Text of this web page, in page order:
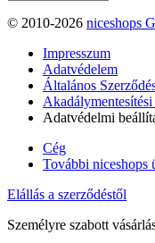
© 2010-2026 niceshops
Impresszum
Adatvédelem
Általános
Adatvédelmi
Cég
További niceshops
Elállás a szerződéstől
Személyre szabott